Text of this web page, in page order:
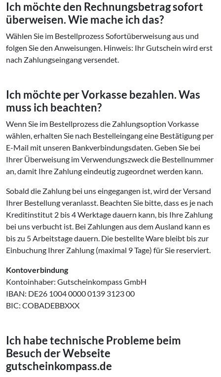
Ich möchte den Rechnungsbetrag sofort
überweisen. Wie mache ich das?
Wählen Sie im Bestellprozess Sofortüberweisung aus und
folgen Sie den Anweisungen. Hinweis: Ihr Gutschein wird erst
nach Zahlungseingang versendet.
Ich möchte per Vorkasse bezahlen. Was
muss ich beachten?
Wenn Sie im Bestellprozess die Zahlungsoption Vorkasse
wählen, erhalten Sie nach Bestelleingang eine Bestätigung per
E-Mail mit unseren Bankverbindungsdaten. Geben Sie bei
Ihrer Überweisung im Verwendungszweck die Bestellnummer
an, damit Ihre Zahlung eindeutig zugeordnet werden kann.
Sobald die Zahlung bei uns eingegangen ist, wird der Versand
Ihrer Bestellung veranlasst. Beachten Sie bitte, dass es je nach
Kreditinstitut 2 bis 4 Werktage dauern kann, bis Ihre Zahlung
bei uns verbucht ist. Bei Zahlungen aus dem Ausland kann es
bis zu 5 Arbeitstage dauern. Die bestellte Ware bleibt bis zur
Einbuchung Ihrer Zahlung (maximal 9 Tage) für Sie reserviert.
Kontoverbindung
Kontoinhaber: Gutscheinkompass GmbH
IBAN: DE26 1004 0000 0139 3123 00
BIC: COBADEBBXXX
Ich habe technische Probleme beim
Besuch der Webseite
gutscheinkompass.de